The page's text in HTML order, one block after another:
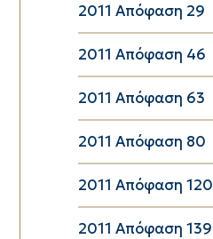
2011 Απόφαση 29
2011 Απόφαση 46
2011 Απόφαση 63
2011 Απόφαση 80
2011 Απόφαση 120
2011 Απόφαση 139